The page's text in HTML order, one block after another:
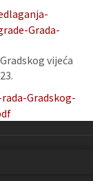
Grada-
vijeća
Gradskog-